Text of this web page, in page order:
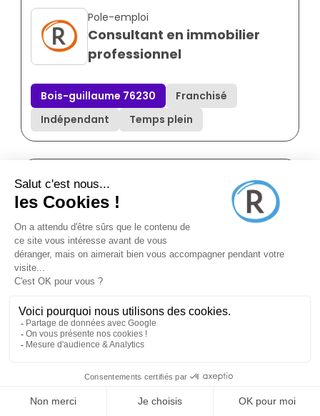
Pole-emploi
Consultant en immobilier
professionnel
Bois-guillaume 76230
Franchisé
Indépendant
Temps plein
il y a 11 jours (28/07/2026)
Consultant en immobilier
professionnel
Indépendant
Temps plein
Annonce N°8870063